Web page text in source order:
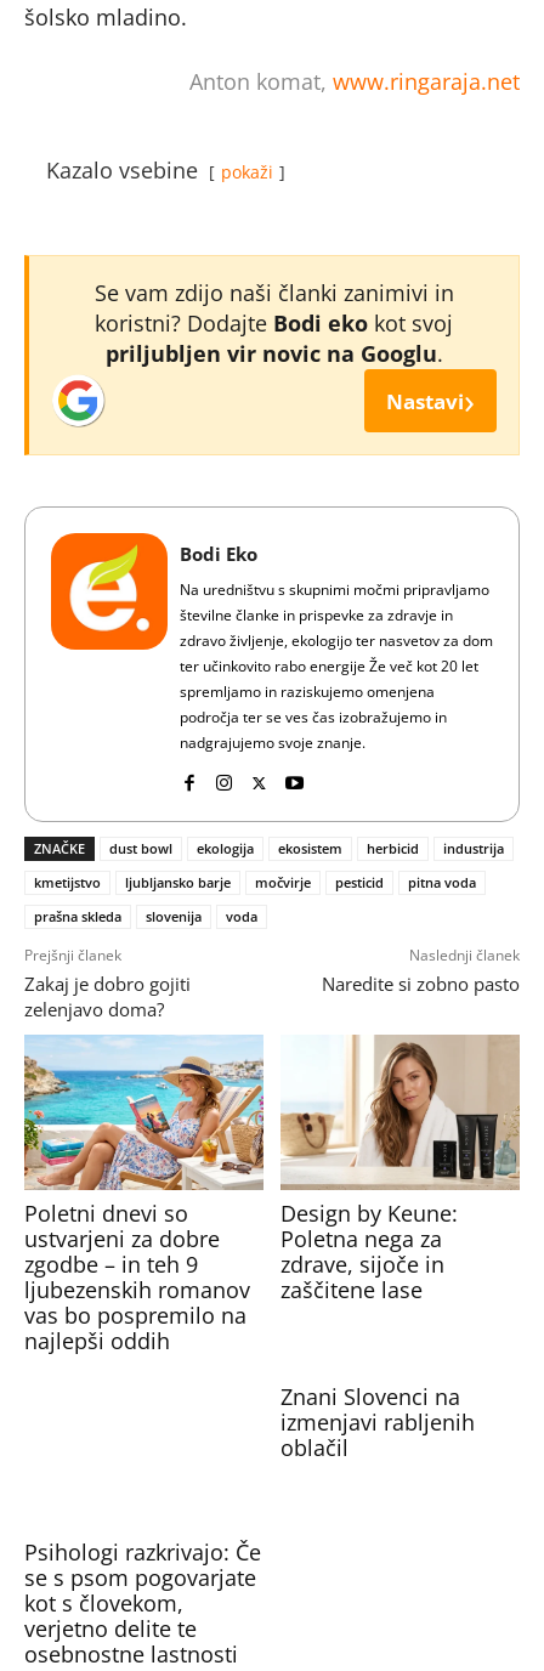
šolsko mladino.
Anton komat, www.ringaraja.net
Kazalo vsebine pokaži
Se vam zdijo naši članki zanimivi in
koristni? Dodajte Bodi eko kot svoj
priljubljen vir novic na Googlu.
Nastavi›
Bodi Eko
Na uredništvu s skupnimi močmi pripravljamo
številne članke in prispevke za zdravje in
zdravo življenje, ekologijo ter nasvetov za dom
ter učinkovito rabo energije Že več kot 20 let
spremljamo in raziskujemo omenjena
področja ter se ves čas izobražujemo in
nadgrajujemo svoje znanje.
ZNAČKE dust bowl ekologija ekosistem herbicid
industrija
kmetijstvo
ljubljansko barje močvirje pesticid
pitna voda
prašna skleda
slovenija voda
Prejšnji članek
Zakaj je dobro gojiti
zelenjavo doma?
Naslednji članek
Naredite si zobno pasto
Poletni dnevi so
ustvarjeni za dobre
zgodbe – in teh 9
ljubezenskih romanov
vas bo pospremilo na
najlepši oddih
Design by Keune:
Poletna nega za
zdrave, sijoče in
zaščitene lase
Psihologi razkrivajo: Če
se s psom pogovarjate
kot s človekom,
verjetno delite te
osebnostne lastnosti
Znani Slovenci na
izmenjavi rabljenih
oblačil